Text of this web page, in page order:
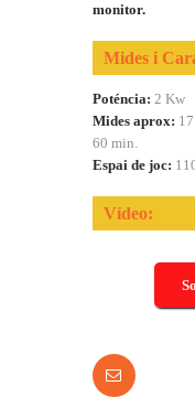
monitor.
Mides i
Poténcia: 2 Kw
Mides aprox:
60 min.
Espai de joc:
Vídeo: